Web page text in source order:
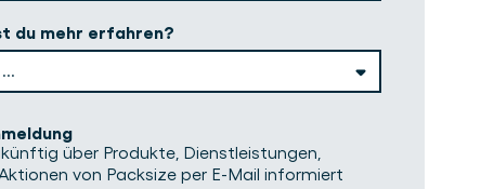
du mehr erfahren?
über Produkte, Dienstleistungen,
von Packsize per E-Mail informiert